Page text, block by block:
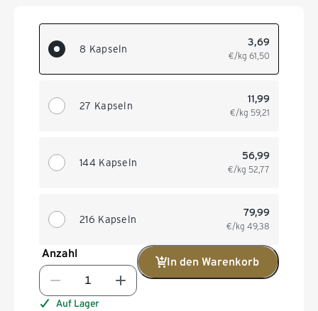
8 Kapseln
3,69
€/kg 61,50
27 Kapseln
11,99
€/kg 59,21
144 Kapseln
56,99
€/kg 52,77
216 Kapseln
79,99
€/kg 49,38
Anzahl
In den Warenkorb
Auf Lager